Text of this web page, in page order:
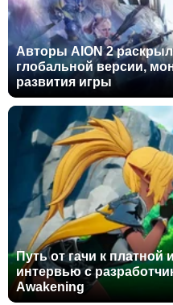
Авторы AION 2
глобальной версии,
развития игры
Путь от гачи к
интервью с
Awakening